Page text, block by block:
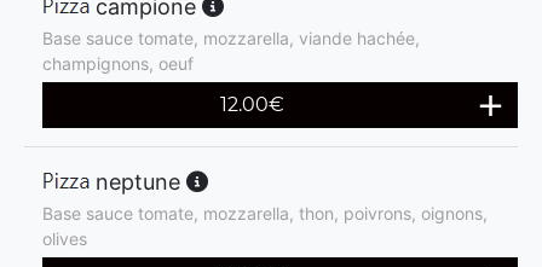
campione
Base sauce tomate, mozzarella, viande hachée,
champignons, oeuf
12.00€
neptune
Base sauce tomate, mozzarella, thon, poivrons, oignons,
olives